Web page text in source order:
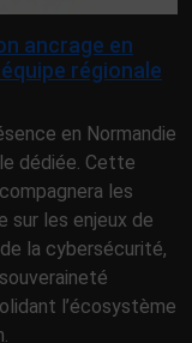
ancrage en
régionale
en Normandie
dédiée. Cette
les
sur les enjeux de
la cybersécurité,
l’écosystème